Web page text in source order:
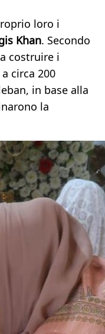
loro i
Khan. Secondo
costruire i
circa 200
in base alla
la